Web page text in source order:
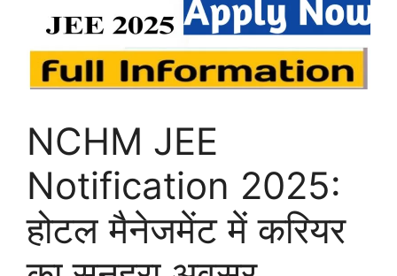
NCHM JEE
Notification 2025:
होटल मैनेजमेंट में करियर